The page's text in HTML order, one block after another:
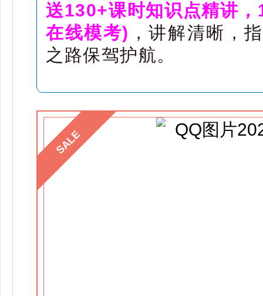
送130+课时知识点精讲
在线模考) ，讲解清晰，
之路保驾护航。
SALE